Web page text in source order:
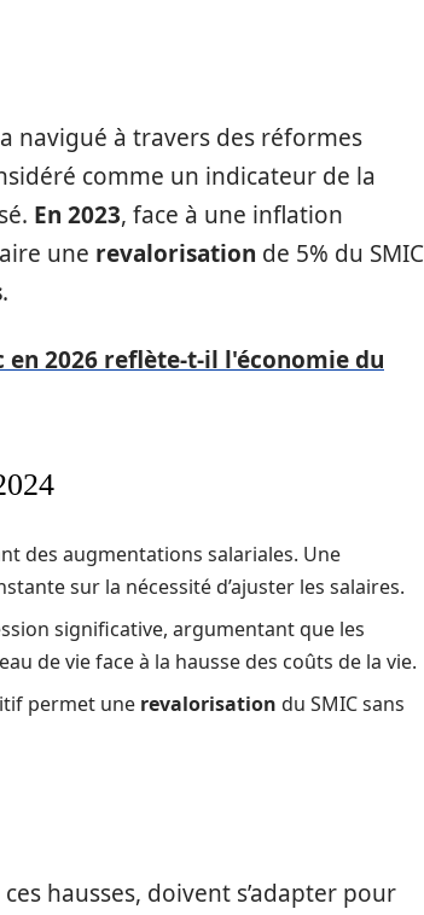
a navigué à travers des réformes
comme un indicateur de la
En 2023, face à une inflation
une revalorisation de 5% du SMIC
.
en 2026 reflète-t-il l'économie du
des augmentations salariales. Une
sur la nécessité d’ajuster les salaires.
significative, argumentant que les
de vie face à la hausse des coûts de la vie.
permet une revalorisation du SMIC sans
hausses, doivent s’adapter pour